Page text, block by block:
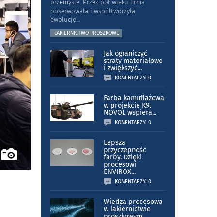
przemyśle. Przez pół wieku firma
obserwowała i współtworzyła
ewolucję...
LAKIERNICTWO PROSZKOWE
Jak ograniczyć
straty materiałowe
i zwiększyć...
KOMENTARZY: 0
Farba kamuflażowa
w projekcie K9.
NOVOL wspiera...
KOMENTARZY: 0
Lepsza
przyczepność
farby. Dzięki
procesowi
ENVIROX...
KOMENTARZY: 0
Wiedza procesowa
w lakiernictwie